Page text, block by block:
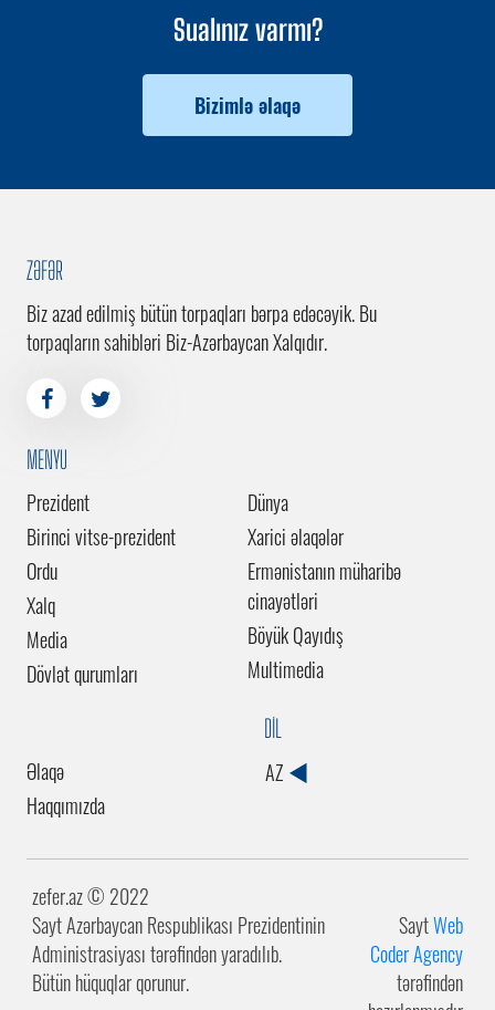
Sualınız varmı?
Bizimlə əlaqə
ZƏFƏR
Biz azad edilmiş bütün torpaqları bərpa edəcəyik. Bu
torpaqların sahibləri Biz-Azərbaycan Xalqıdır.
MENYU
Prezident
Birinci vitse-prezident
Ordu
Xalq
Media
Dövlət qurumları
Dünya
Xarici əlaqələr
Ermənistanın müharibə
cinayətləri
Böyük Qayıdış
Multimedia
Əlaqə
Haqqımızda
DİL
AZ
zefer.az ©️ 2022
Sayt Azərbaycan Respublikası Prezidentinin
Administrasiyası tərəfindən yaradılıb.
Bütün hüquqlar qorunur.
SaytWeb
Coder Agency
tərəfindən